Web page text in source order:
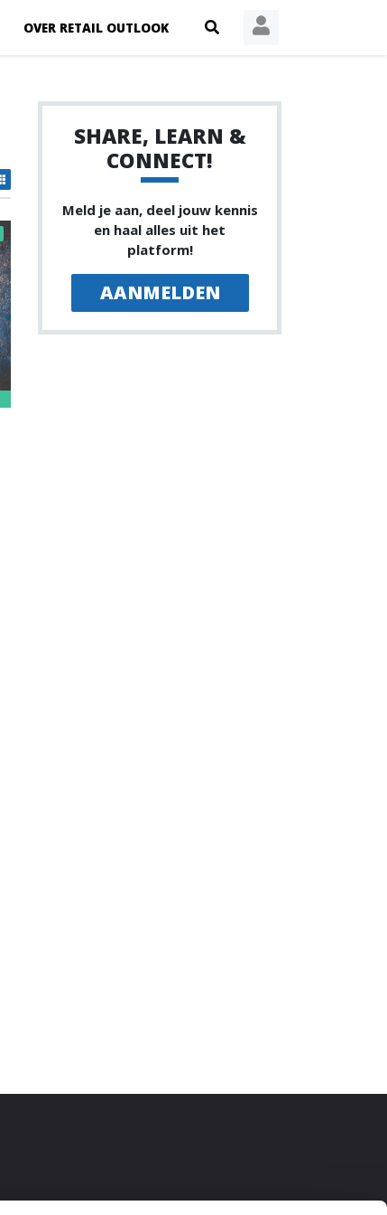
OVER RETAIL OUTLOOK
SHARE, LEARN &
CONNECT!
Meld je aan, deel jouw kennis
en haal alles uit het
platform!
AANMELDEN